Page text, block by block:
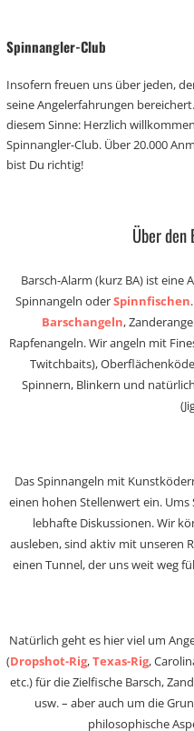
Spinnangler-Club
Insofern freuen uns über jeden,
seine Angelerfahrungen
diesem Sinne: Herzlich
Spinnangler-Club. Über 20.000
bist Du richtig!
Über den
Barsch-Alarm (kurz BA) ist eine
Spinnangeln oderSpinnfischen
Barschangeln,
Rapfenangeln. Wir angeln mit
Twitchbaits),
Spinnern, Blinkern und
Das Spinnangeln mit
einen hohen Stellenwert ein.
lebhafte Diskussionen. Wir
ausleben, sind aktiv mit unseren
einen Tunnel, der uns weit weg
Natürlich geht es hier viel um
(Dropshot-Rig,Texas-Rig,
etc.) für die Zielfische Barsch,
usw. – aber auch um die
philosophische